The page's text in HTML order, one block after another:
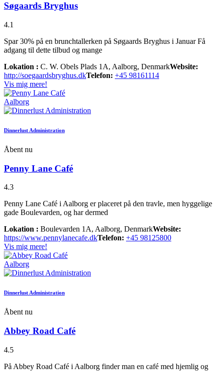
Søgaards Bryghus
4.1
Spar 30% på en brunchtallerken på Søgaards Bryghus i Januar Få
adgang til dette tilbud og mange
Lokation : C. W. Obels Plads 1A, Aalborg, DenmarkWebsite:
http://soegaardsbryghus.dkTelefon: +45 98161114
Vis mig mere!
Aalborg
Dinnerlust Administration
Åbent nu
Penny Lane Café
4.3
Penny Lane Café i Aalborg er placeret på den travle, men hyggelige
gade Boulevarden, og har dermed
Lokation : Boulevarden 1A, Aalborg, DenmarkWebsite:
https://www.pennylanecafe.dkTelefon: +45 98125800
Vis mig mere!
Aalborg
Dinnerlust Administration
Åbent nu
Abbey Road Café
4.5
På Abbey Road Café i Aalborg finder man en café med hjemlig og